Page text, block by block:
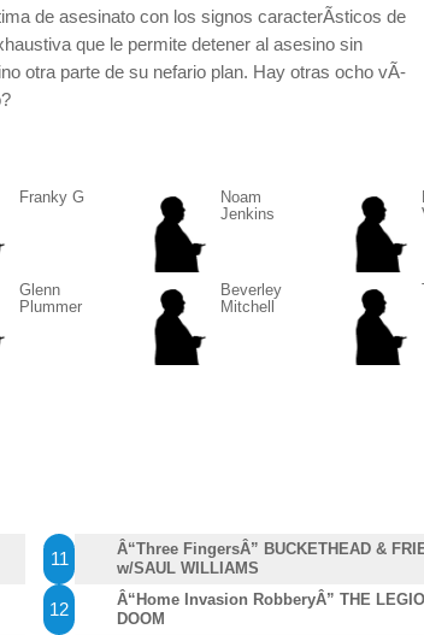
de asesinato con los signos caracterÃ­sticos de
que le permite detener al asesino sin
otra parte de su nefario plan. Hay otras ocho vÃ­
Franky G
Noam
Jenkins
Glenn
Plummer
Beverley
Mitchell
11
Â“Three FingersÂ” BUCKETHEAD &
w/SAUL WILLIAMS
12
Â“Home Invasion RobberyÂ” THE
DOOM